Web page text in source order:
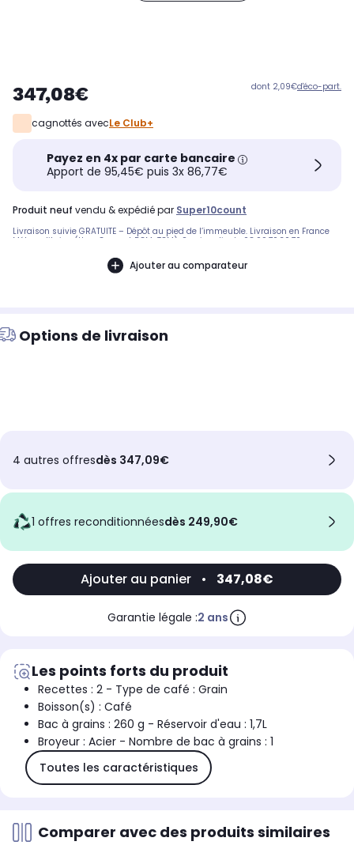
347,08€ dont 2,09€d'éco-part.
cagnottés avecLe Club+
Payez en 4x par carte bancaire
Apport de 95,45€ puis 3x 86,77€
produit neuf vendu & expédié par Super10count
Livraison suivie GRATUITE – Dépôt au pied de l’immeuble. Livraison en France
Métropolitaine (Hors Corse et DOM-TOM). Service client : 08.99.70.30.70
Ajouter au comparateur
Options de livraison
4 autres offresdès 347,09€
1 offres reconditionnées dès 249,90€
Ajouter au panier • 347,08€
Garantie légale :2 ans
Les points forts du produit
Recettes : 2 - Type de café : Grain
Boisson(s) : Café
Bac à grains : 260 g - Réservoir d'eau : 1,7L
Broyeur : Acier - Nombre de bac à grains : 1
Toutes les caractéristiques
Comparer avec des produits similaires